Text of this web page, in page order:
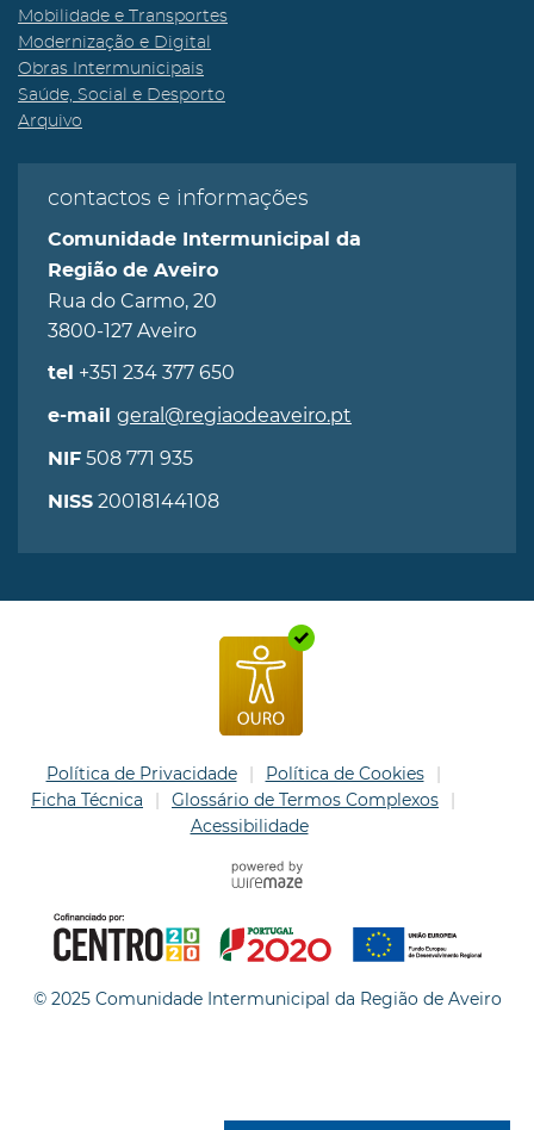
Mobilidade e Transportes
Modernização e Digital
Obras Intermunicipais
Saúde, Social e Desporto
Arquivo
contactos e informações
Comunidade Intermunicipal da
Região de Aveiro
Rua do Carmo, 20
3800-127 Aveiro
tel +351 234 377 650
e-mail geral@regiaodeaveiro.pt
NIF 508 771 935
NISS 20018144108
Política de Privacidade
Política de Cookies
Ficha Técnica
Glossário de Termos Complexos
Acessibilidade
© 2025 Comunidade Intermunicipal da Região de Aveiro